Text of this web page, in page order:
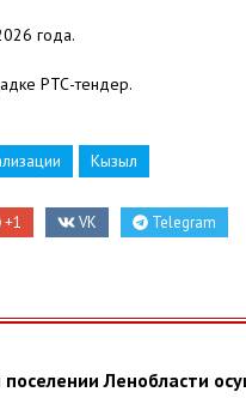
года.
РТС-тендер.
Кызыл
+1 VK Telegram
Ленобласти